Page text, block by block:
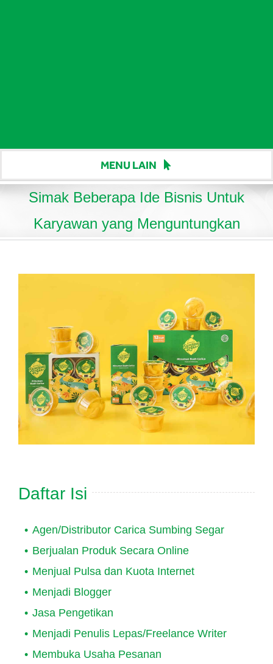
MENU LAIN
Beranda
Harga
Hubungi Kami
Daftar Agen
Simak Beberapa Ide Bisnis Untuk
Karyawan yang Menguntungkan
Daftar Isi
Agen/Distributor Carica Sumbing Segar
Berjualan Produk Secara Online
Menjual Pulsa dan Kuota Internet
Menjadi Blogger
Jasa Pengetikan
Menjadi Penulis Lepas/Freelance Writer
Membuka Usaha Pesanan